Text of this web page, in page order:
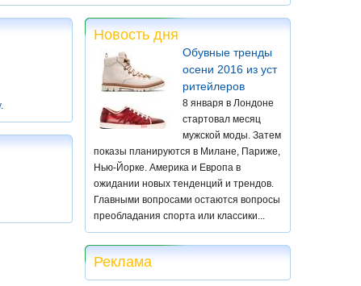
.
Новость дня
Обувные тренды
осени 2016 из уст
ритейлеров
8 января в Лондоне
стартовал месяц
мужской моды. Затем
показы планируются в Милане, Париже,
Нью-Йорке. Америка и Европа в
ожидании новых тенденций и трендов.
Главными вопросами остаются вопросы
преобладания спорта или классики...
Реклама